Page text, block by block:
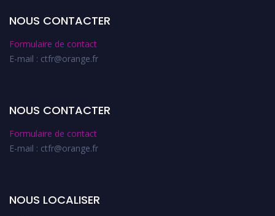
NOUS CONTACTER
Formulaire de contact
E-mail : ctfr@orange.fr
NOUS CONTACTER
Formulaire de contact
E-mail : ctfr@orange.fr
NOUS LOCALISER